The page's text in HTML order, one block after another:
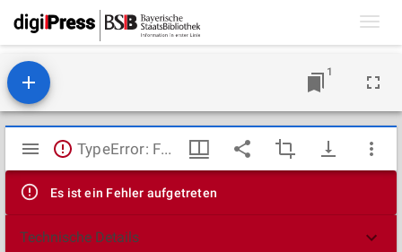
1
Mirador
Viewer
TypeError: Failed to fetch
Es ist ein Fehler aufgetreten
Technische Details